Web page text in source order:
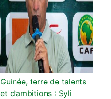
Guinée, terre de talents
et d’ambitions : Syli